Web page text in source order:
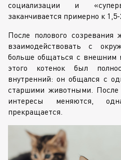
социализации и
заканчивается примерно к 1,5-
После полового созревания
взаимодействовать с
больше общаться с внешним
этого котенок был
внутренний: он общался с
старшими животными. После
интересы меняются,
прекращается.